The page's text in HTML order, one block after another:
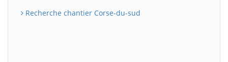
Recherche chantier Corse-du-sud